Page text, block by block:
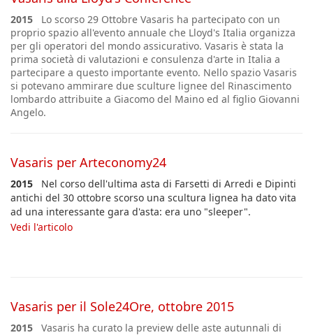
2015 Lo scorso 29 Ottobre Vasaris ha partecipato con un
proprio spazio all'evento annuale che Lloyd's Italia organizza
per gli operatori del mondo assicurativo. Vasaris è stata la
prima società di valutazioni e consulenza d'arte in Italia a
partecipare a questo importante evento. Nello spazio Vasaris
si potevano ammirare due sculture lignee del Rinascimento
lombardo attribuite a Giacomo del Maino ed al figlio Giovanni
Angelo.
Vasaris per Arteconomy24
2015 Nel corso dell'ultima asta di Farsetti di Arredi e Dipinti
antichi del 30 ottobre scorso una scultura lignea ha dato vita
ad una interessante gara d'asta: era uno "sleeper".
Vedi l'articolo
Vasaris per il Sole24Ore, ottobre 2015
2015 Vasaris ha curato la preview delle aste autunnali di